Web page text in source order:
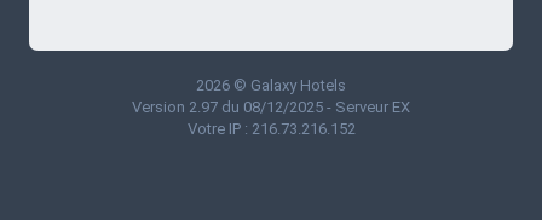
2026 © Galaxy Hotels
Version 2.97 du 08/12/2025 - Serveur EX
Votre IP : 216.73.216.152